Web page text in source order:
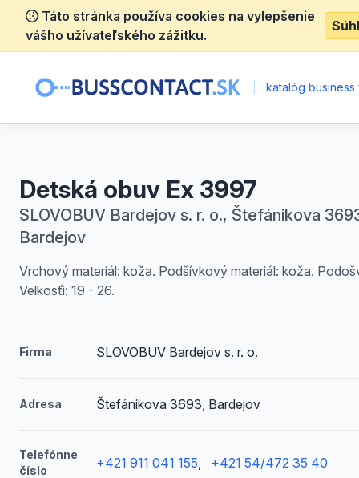
Táto stránka používa cookies na vylepšenie
vášho užívateľského zážitku.
katalóg business
Detská obuv Ex 3997
SLOVOBUV Bardejov s. r. o., Štefánikova
Bardejov
Vrchový materiál: koža. Podšívkový materiál: koža.
Velkosťi: 19 - 26.
Firma SLOVOBUV Bardejov s. r. o.
Adresa Štefánikova 3693, Bardejov
Telefónne
číslo
+421 911 041 155, +421 54/472 35 40